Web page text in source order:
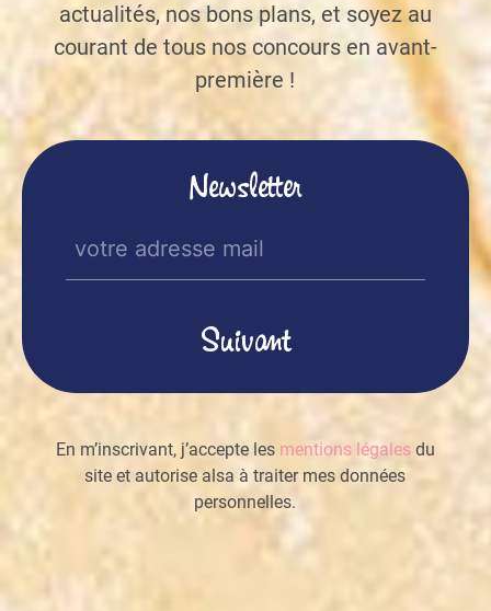
actualités, nos bons plans, et soyez au
courant de tous nos concours en avant-
première !
Newsletter
E-
mail
En m’inscrivant, j’accepte les mentions légalesdu
site et autorise alsa à traiter mes données
personnelles.